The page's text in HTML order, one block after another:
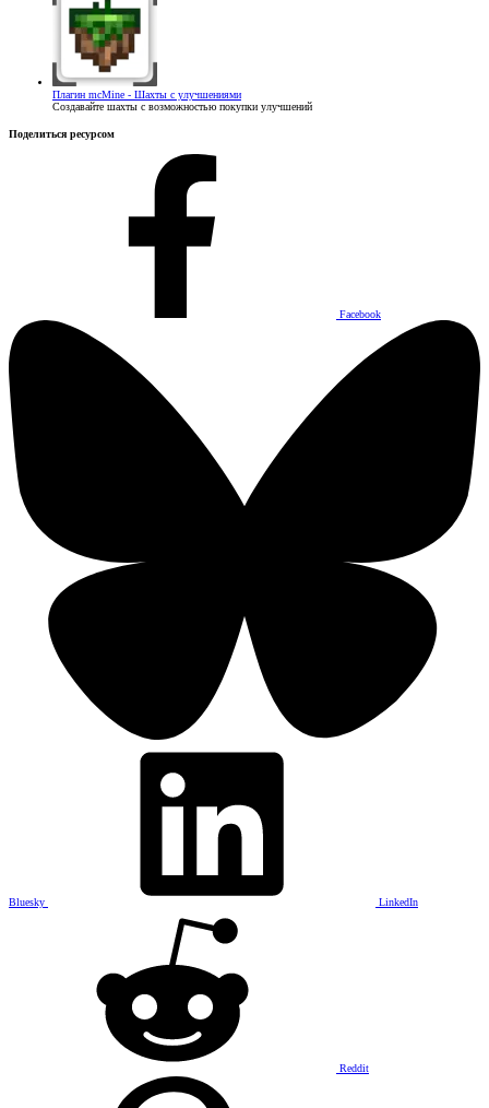
Плагин mcMine - Шахты с улучшениями
Создавайте шахты с возможностью покупки улучшений
Поделиться ресурсом
Facebook
Bluesky LinkedIn
Reddit